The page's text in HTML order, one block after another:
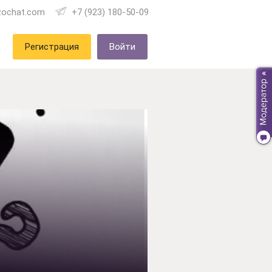
+7 (923) 180-50-09
Регистрация Войти